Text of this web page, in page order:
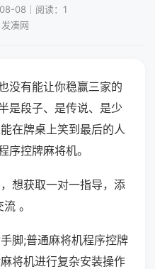
08｜阅读：1
凑网
没有能让你稳赢三家的
是段子、是传说、是少
在牌桌上笑到最后的人
序控牌麻将机。
想获取一对一指导，添
。
脚;普通麻将机程序控牌
将机进行复杂安装操作